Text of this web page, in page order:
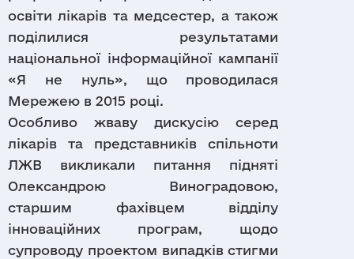
освіти лікарів та медсестер, а також
поділилися результатами
національної інформаційної кампанії
«Я не нуль», що проводилася
Мережею в 2015 році.
Особливо жваву дискусію серед
лікарів та представників спільноти
ЛЖВ викликали питання підняті
Олександрою Виноградовою,
старшим фахівцем відділу
інноваційних програм, щодо
супроводу проектом випадків стигми